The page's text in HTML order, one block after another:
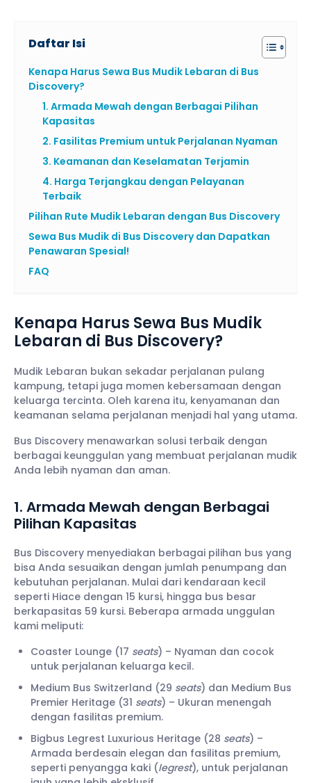
Daftar Isi
Kenapa Harus Sewa Bus Mudik Lebaran di Bus
Discovery?
1. Armada Mewah dengan Berbagai Pilihan
Kapasitas
2. Fasilitas Premium untuk Perjalanan Nyaman
3. Keamanan dan Keselamatan Terjamin
4. Harga Terjangkau dengan Pelayanan
Terbaik
Pilihan Rute Mudik Lebaran dengan Bus Discovery
Sewa Bus Mudik di Bus Discovery dan Dapatkan
Penawaran Spesial!
FAQ
Kenapa Harus Sewa Bus Mudik
Lebaran di Bus Discovery?
Mudik Lebaran bukan sekadar perjalanan pulang
kampung, tetapi juga momen kebersamaan dengan
keluarga tercinta. Oleh karena itu, kenyamanan dan
keamanan selama perjalanan menjadi hal yang utama.
Bus Discovery menawarkan solusi terbaik dengan
berbagai keunggulan yang membuat perjalanan mudik
Anda lebih nyaman dan aman.
1. Armada Mewah dengan Berbagai
Pilihan Kapasitas
Bus Discovery menyediakan berbagai pilihan bus yang
bisa Anda sesuaikan dengan jumlah penumpang dan
kebutuhan perjalanan. Mulai dari kendaraan kecil
seperti Hiace dengan 15 kursi, hingga bus besar
berkapasitas 59 kursi. Beberapa armada unggulan
kami meliputi:
Coaster Lounge (17 seats) – Nyaman dan cocok
untuk perjalanan keluarga kecil.
Medium Bus Switzerland (29 seats) dan Medium Bus
Premier Heritage (31 seats) – Ukuran menengah
dengan fasilitas premium.
Bigbus Legrest Luxurious Heritage (28 seats) –
Armada berdesain elegan dan fasilitas premium,
seperti penyangga kaki (legrest), untuk perjalanan